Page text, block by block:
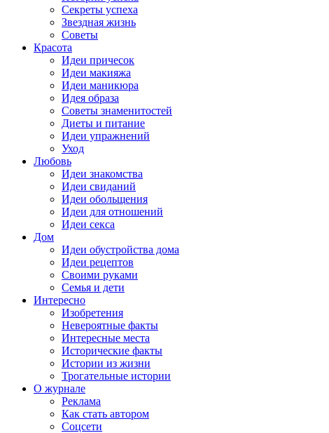
Секреты успеха
Звездная жизнь
Советы
Красота
Идеи причесок
Идеи макияжа
Идеи маникюра
Идея образа
Советы знаменитостей
Диеты и питание
Идеи упражнений
Уход
Любовь
Идеи знакомства
Идеи свиданий
Идеи обольщения
Идеи для отношений
Идеи секса
Дом
Идеи обустройства дома
Идеи рецептов
Своими руками
Семья и дети
Интересно
Изобретения
Невероятные факты
Интересные места
Исторические факты
Истории из жизни
Трогательные истории
О журнале
Реклама
Как стать автором
Соцсети